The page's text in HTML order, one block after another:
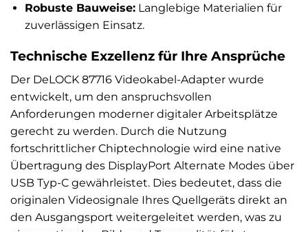
Robuste Bauweise:Langlebige Materialien für
zuverlässigen Einsatz.
Technische Exzellenz für Ihre Ansprüche
Der DeLOCK 87716 Videokabel-Adapter wurde
entwickelt, um den anspruchsvollen
Anforderungen moderner digitaler Arbeitsplätze
gerecht zu werden. Durch die Nutzung
fortschrittlicher Chiptechnologie wird eine native
Übertragung des DisplayPort Alternate Modes über
USB Typ-C gewährleistet. Dies bedeutet, dass die
originalen Videosignale Ihres Quellgeräts direkt an
den Ausgangsport weitergeleitet werden, was zu